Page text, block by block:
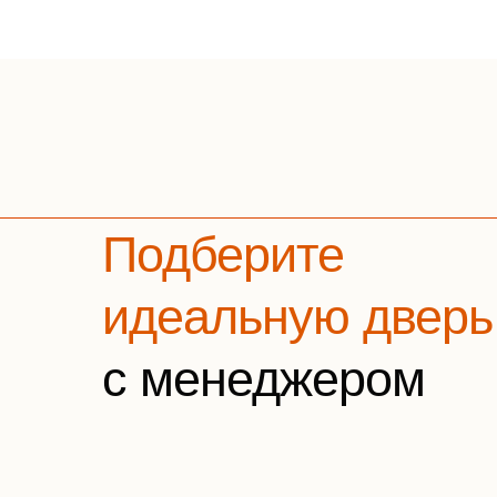
Подберите
идеальную дверь
с менеджером